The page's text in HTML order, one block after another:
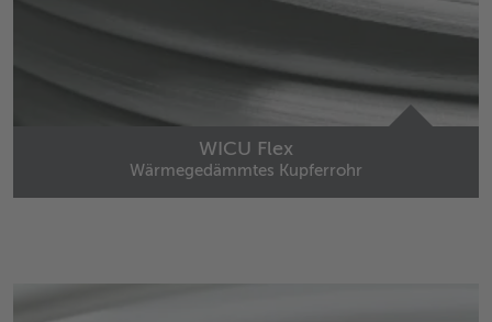
WICU Flex
Wärmegedämmtes Kupferrohr